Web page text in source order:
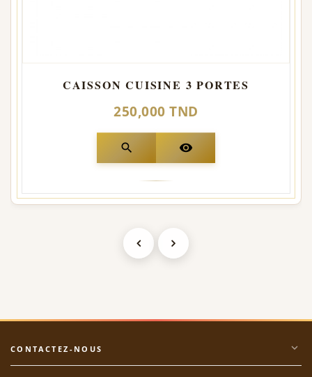
CAISSON CUISINE 3 PORTES
250,000 TND
search visibility
CONTACTEZ-NOUS expand_more